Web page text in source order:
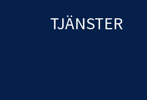
TJÄNSTER